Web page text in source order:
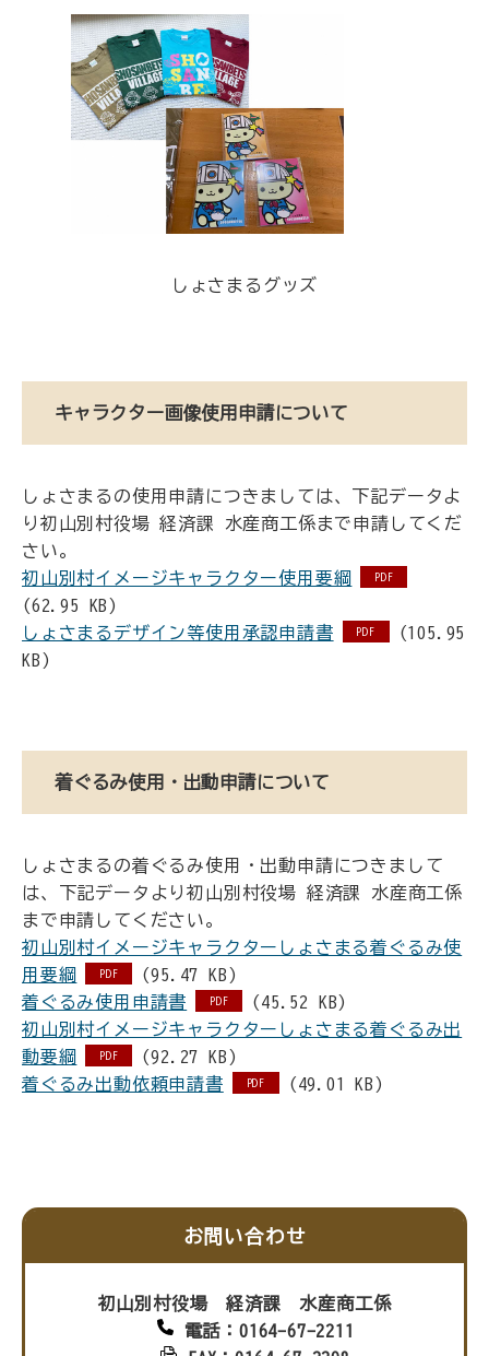
しょさまるグッズ
キャラクター画像使用申請について
しょさまるの使用申請につきましては、下記データよ
り初山別村役場 経済課 水産商工係まで申請してくだ
さい。
初山別村イメージキャラクター使用要綱
PDF
(62.95 KB)
しょさまるデザイン等使用承認申請書
PDF
(105.95
KB)
着ぐるみ使用・出動申請について
しょさまるの着ぐるみ使用・出動申請につきまして
は、下記データより初山別村役場 経済課 水産商工係
まで申請してください。
初山別村イメージキャラクターしょさまる着ぐるみ使
用要綱
PDF
(95.47 KB)
着ぐるみ使用申請書
PDF
(45.52 KB)
初山別村イメージキャラクターしょさまる着ぐるみ出
動要綱
PDF
(92.27 KB)
着ぐるみ出動依頼申請書
PDF (49.01 KB)
お問い合わせ
初山別村役場 経済課 水産商工係
電話：0164-67-2211